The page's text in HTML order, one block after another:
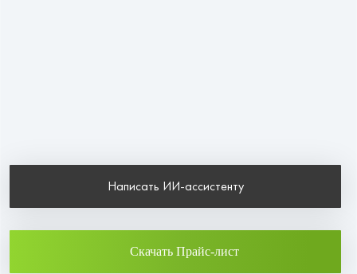
Написать ИИ-ассистенту
Скачать Прайс-лист